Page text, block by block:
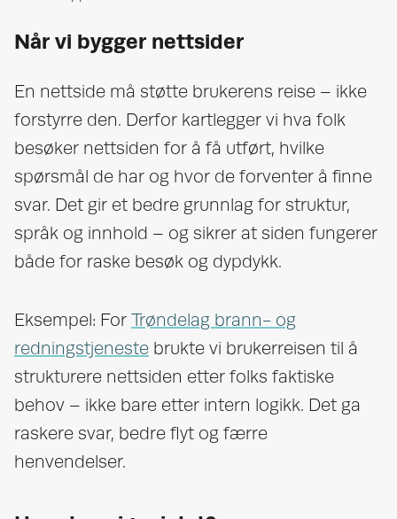
Når vi bygger nettsider
En nettside må støtte brukerens reise – ikke
forstyrre den. Derfor kartlegger vi hva folk
besøker nettsiden for å få utført, hvilke
spørsmål de har og hvor de forventer å finne
svar. Det gir et bedre grunnlag for struktur,
språk og innhold – og sikrer at siden fungerer
både for raske besøk og dypdykk.
Eksempel: For Trøndelag brann- og
redningstjeneste brukte vi brukerreisen til å
strukturere nettsiden etter folks faktiske
behov – ikke bare etter intern logikk. Det ga
raskere svar, bedre flyt og færre
henvendelser.